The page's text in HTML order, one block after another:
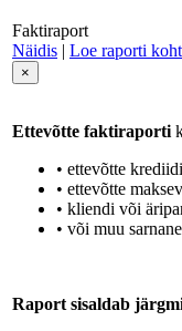
Faktiraport
Näidis | Loe raporti
×
Ettevõtte faktiraporti
• ettevõtte
• ettevõtte
• kliendi või
• või muu
Raport sisaldab